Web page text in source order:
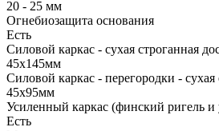
20 - 25 мм
Огнебиозащита основания
Есть
Силовой каркас - сухая строганная
45х145мм
Силовой каркас - перегородки - сухая
45х95мм
Усиленный каркас (финский ригель
Есть